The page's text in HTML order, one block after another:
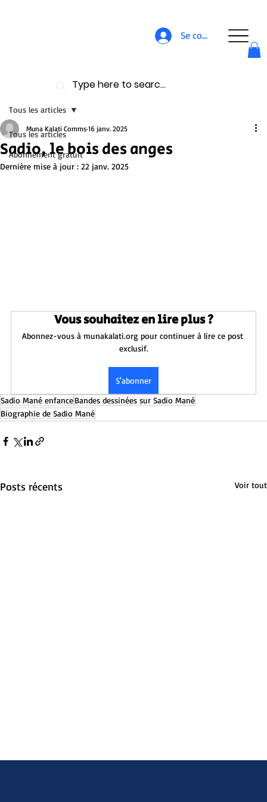
Se connecter
Tous les articles
Abonnement gratuit
Tous les articles
Sadio, le bois des anges
Muna Kalati Comms 16 janv. 2025
Dernière mise à jour : 22 janv. 2025
Vous souhaitez en lire plus ?
Abonnez-vous à munakalati.org pour continuer à lire ce post
exclusif.
S'abonner
Sadio Mané enfanceBandes dessinées sur Sadio Mané
Biographie de Sadio Mané
Posts récents Voir tout